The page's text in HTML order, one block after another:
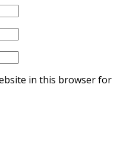
in this browser for